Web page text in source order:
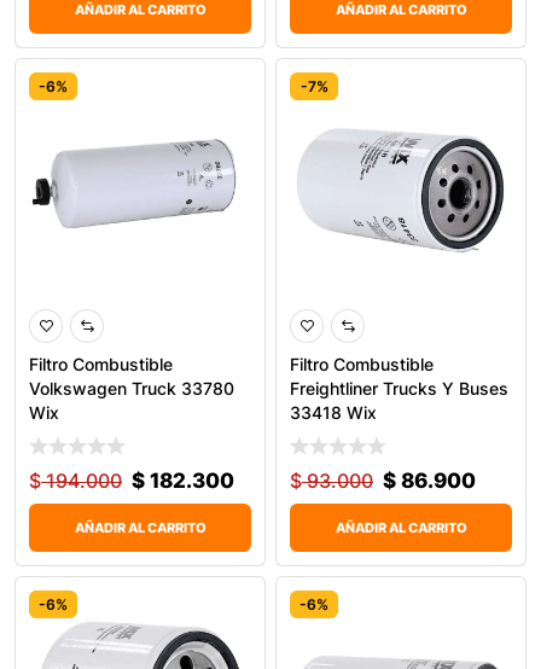
AÑADIR AL CARRITO AÑADIR AL CARRITO
-6%
Filtro Combustible
Volkswagen Truck 33780
Wix
$194.000 $ 182.300
AÑADIR AL CARRITO
-7%
Filtro Combustible
Freightliner Trucks Y Buses
33418 Wix
$93.000 $ 86.900
AÑADIR AL CARRITO
-6% -6%